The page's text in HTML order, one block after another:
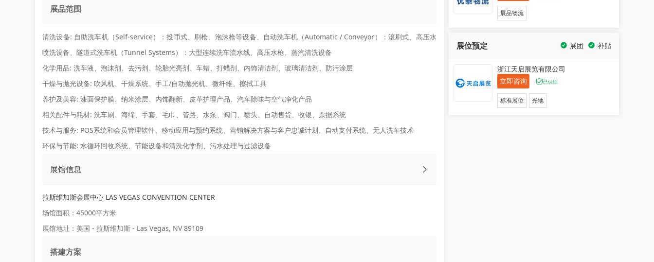
展品范围
清洗设备: 自助洗车机（Self-service）：投币式、刷枪、泡沫枪等设备、自动洗车机（Automatic / Conveyor）：滚刷式、高压水
喷洗设备、隧道式洗车机（Tunnel Systems）：大型连续洗车流水线、高压水枪、蒸汽清洗设备
化学用品: 洗车液、泡沫剂、去污剂、轮胎光亮剂、车蜡、打蜡剂、内饰清洁剂、玻璃清洁剂、防污涂层
干燥与抛光设备: 吹风机、干燥系统、手工/自动抛光机、微纤维、擦拭工具
养护及美容: 漆面保护膜、纳米涂层、内饰翻新、皮革护理产品、汽车除味与空气净化产品
相关配件与耗材: 洗车刷、海绵、手套、毛巾、管路、水泵、阀门、喷头、自动售货、收银、票据系统
技术与服务: POS系统和会员管理软件、移动应用与预约系统、营销解决方案与客户忠诚计划、自动支付系统、无人洗车技术
环保与节能: 水循环回收系统、节能设备和清洗化学剂、污水处理与过滤设备
展馆信息
拉斯维加斯会展中心 LAS VEGAS CONVENTION CENTER
场馆面积：45000平方米
展馆地址：美国 - 拉斯维加斯 - Las Vegas, NV 89109
搭建方案
展品物流
展位预定 补贴
展团
浙江天启展览有限公司
立即咨询
已认证
标准展位 光地